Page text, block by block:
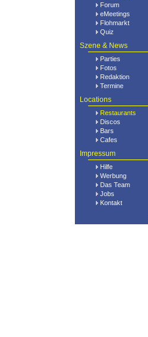
Forum
eMeetings
Flohmarkt
Quiz
Szene & News
Parties
Fotos
Redaktion
Termine
Locations
Restaurants
Discos
Bars
Cafes
Impressum
Hilfe
Werbung
Das Team
Jobs
Kontakt